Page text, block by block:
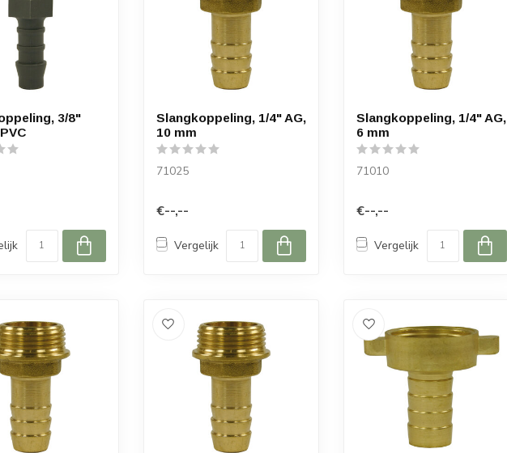
3/8"
Slangkoppeling, 1/4" AG,
10 mm
71025
€--,--
Vergelijk
Slangkoppeling, 1/4" AG,
6 mm
71010
€--,--
Vergelijk